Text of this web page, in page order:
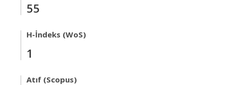
55
H-İndeks (WoS)
1
Atıf (Scopus)